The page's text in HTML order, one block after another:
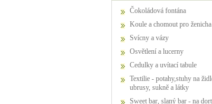
Čokoládová fontána
Koule a chomout pro ženicha
Svícny a vázy
Osvětlení a lucerny
Cedulky a uvítací tabule
Textilie - potahy,stuhy na židle,
ubrusy, sukně a látky
Sweet bar, slaný bar - na dorty,